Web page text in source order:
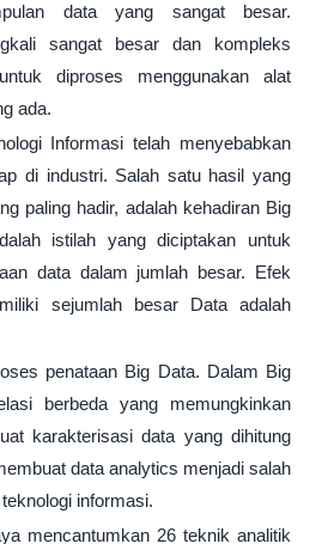
data yang sangat besar.
sangat besar dan kompleks
diproses menggunakan alat
ada.
Informasi telah menyebabkan
di industri. Salah satu hasil yang
paling hadir, adalah kehadiran Big
istilah yang diciptakan untuk
data dalam jumlah besar. Efek
sejumlah besar Data adalah
penataan Big Data. Dalam Big
berbeda yang memungkinkan
karakterisasi data yang dihitung
data analytics menjadi salah
informasi.
mencantumkan 26 teknik analitik